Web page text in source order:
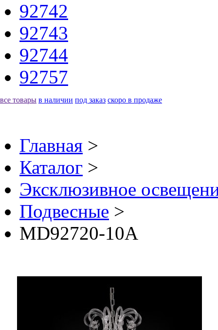
92742
92743
92744
92757
все товары в наличии под заказ скоро в продаже
Главная >
Каталог >
Эксклюзивное
Подвесные >
MD92720-10A